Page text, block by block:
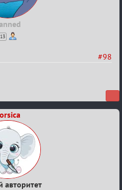
13
#98
авторитет